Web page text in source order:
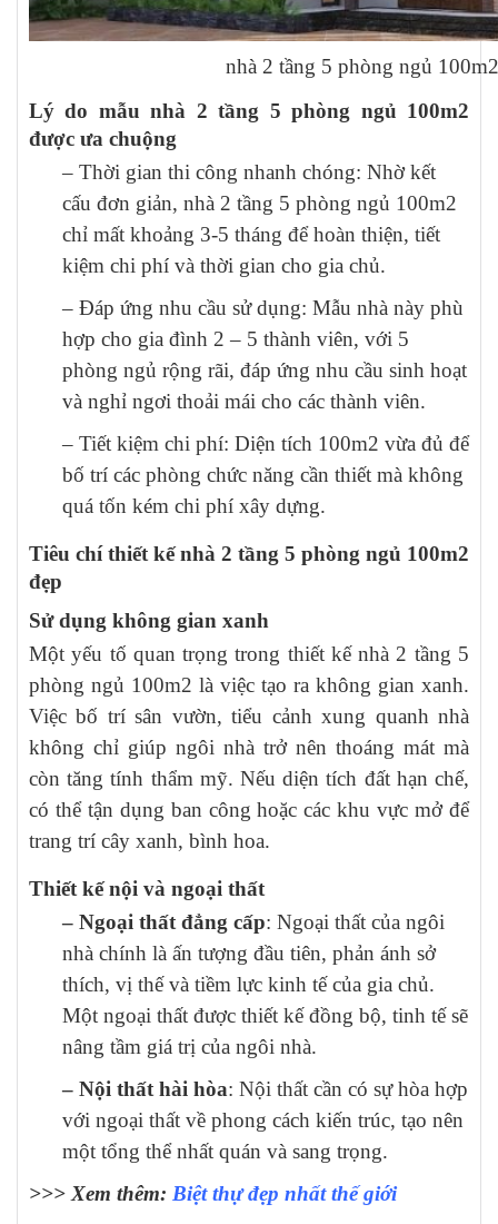
nhà 2 tầng 5 phòng ngủ 100m2
Lý do mẫu nhà 2 tầng 5 phòng ngủ 100m2
được ưa chuộng
– Thời gian thi công nhanh chóng: Nhờ kết
cấu đơn giản, nhà 2 tầng 5 phòng ngủ 100m2
chỉ mất khoảng 3-5 tháng để hoàn thiện, tiết
kiệm chi phí và thời gian cho gia chủ.
– Đáp ứng nhu cầu sử dụng: Mẫu nhà này phù
hợp cho gia đình 2 – 5 thành viên, với 5
phòng ngủ rộng rãi, đáp ứng nhu cầu sinh hoạt
và nghỉ ngơi thoải mái cho các thành viên.
– Tiết kiệm chi phí: Diện tích 100m2 vừa đủ để
bố trí các phòng chức năng cần thiết mà không
quá tốn kém chi phí xây dựng.
Tiêu chí thiết kế nhà 2 tầng 5 phòng ngủ 100m2
đẹp
Sử dụng không gian xanh
Một yếu tố quan trọng trong thiết kế nhà 2 tầng 5
phòng ngủ 100m2 là việc tạo ra không gian xanh.
Việc bố trí sân vườn, tiểu cảnh xung quanh nhà
không chỉ giúp ngôi nhà trở nên thoáng mát mà
còn tăng tính thẩm mỹ. Nếu diện tích đất hạn chế,
có thể tận dụng ban công hoặc các khu vực mở để
trang trí cây xanh, bình hoa.
Thiết kế nội và ngoại thất
– Ngoại thất đẳng cấp: Ngoại thất của ngôi
nhà chính là ấn tượng đầu tiên, phản ánh sở
thích, vị thế và tiềm lực kinh tế của gia chủ.
Một ngoại thất được thiết kế đồng bộ, tinh tế sẽ
nâng tầm giá trị của ngôi nhà.
– Nội thất hài hòa: Nội thất cần có sự hòa hợp
với ngoại thất về phong cách kiến trúc, tạo nên
một tổng thể nhất quán và sang trọng.
>>> Xem thêm: Biệt thự đẹp nhất thế giới